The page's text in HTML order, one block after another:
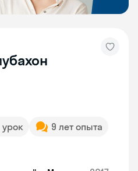
урок
9 лет опыта